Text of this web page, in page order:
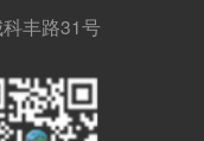
丰路31号